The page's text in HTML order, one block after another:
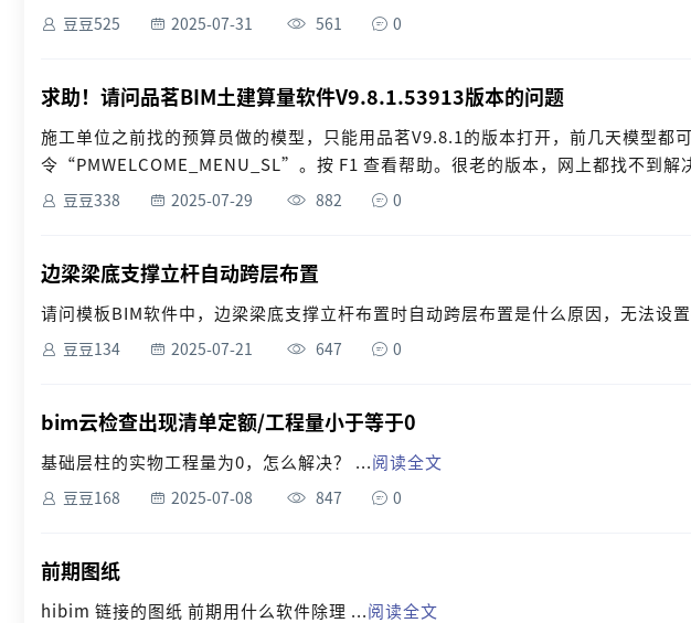
豆豆525 2025-07-31 561 0
求助！请问品茗BIM土建算量软件V9.8.1.53913版本的问题
施工单位之前找的预算员做的模型，只能用品茗V9.8.1的版本打开，前几天模型都
令“PMWELCOME_MENU_SL”。按 F1 查看帮助。很老的版本，网上都找不到解
豆豆338 2025-07-29 882 0
边梁梁底支撑立杆自动跨层布置
请问模板BIM软件中，边梁梁底支撑立杆布置时自动跨层布置是什么原因，无法设
豆豆134 2025-07-21 647 0
bim云检查出现清单定额/工程量小于等于0
基础层柱的实物工程量为0，怎么解决？ ...阅读全文
豆豆168 2025-07-08 847 0
前期图纸
hibim 链接的图纸 前期用什么软件除理 ...阅读全文